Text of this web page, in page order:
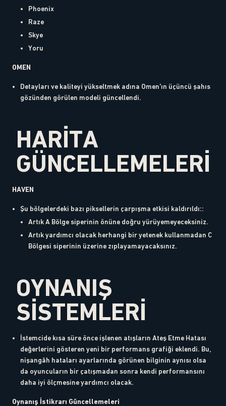
Phoenix
Raze
Skye
Yoru
OMEN
Detayları ve kaliteyi yükseltmek adına Omen'ın üçüncü şahıs
gözünden görülen modeli güncellendi.
HARİTA
GÜNCELLEMELERİ
HAVEN
Şu bölgelerdeki bazı piksellerin çarpışma etkisi kaldırıldı::
Artık A Bölge siperinin önüne doğru yürüyemeyeceksiniz.
Artık yardımcı olacak herhangi bir yetenek kullanmadan C
Bölgesi siperinin üzerine zıplayamayacaksınız.
OYNANIŞ
SİSTEMLERİ
İstemcide kısa süre önce işlenen atışların Ateş Etme Hatası
değerlerini gösteren yeni bir performans grafiği eklendi. Bu,
nişangâh hataları ayarlarında görünen bilginin aynısı olsa
da oyuncuların bir çatışmadan sonra kendi performansını
daha iyi ölçmesine yardımcı olacak.
Oynanış İstikrarı Güncellemeleri